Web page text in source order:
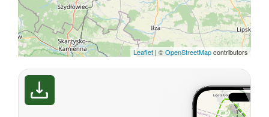
Leaflet | ©OpenStreetMapcontributors